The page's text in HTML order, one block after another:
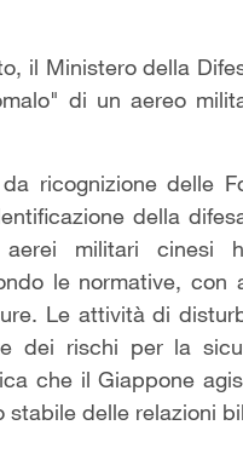
il Ministero della
di un aereo
ricognizione delle
della
militari cinesi
le normative, con
Le attività di
dei rischi per la
che il Giappone
stabile delle relazioni